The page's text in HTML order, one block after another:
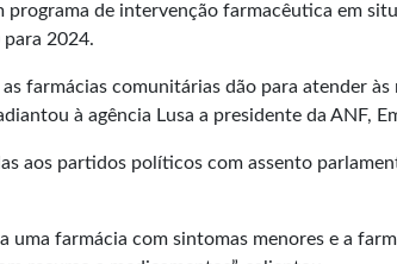
de intervenção farmacêutica em
2024.
farmácias comunitárias dão para atender
à agência Lusa a presidente da ANF,
aos partidos políticos com assento
farmácia com sintomas menores e a